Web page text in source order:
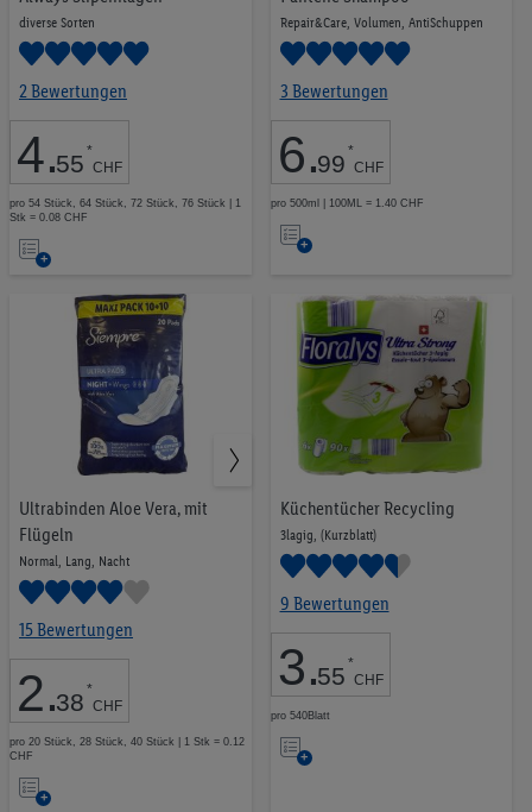
diverse Sorten
2 Bewertungen
4.55 *
CHF
pro 54 Stück, 64 Stück, 72 Stück, 76 Stück | 1
Stk = 0.08 CHF
Auf
Merkliste
Repair&Care, Volumen, AntiSchuppen
3 Bewertungen
6.99 *
CHF
pro 500ml | 100ML = 1.40 CHF
Auf
Merkliste
Ultrabinden Aloe Vera, mit
Flügeln
Normal, Lang, Nacht
15 Bewertungen
2.38 *
CHF
pro 20 Stück, 28 Stück, 40 Stück | 1 Stk = 0.12
CHF
Auf
Küchentücher Recycling
3lagig, (Kurzblatt)
9 Bewertungen
3.55 *
CHF
pro 540Blatt
Auf
Cien
60
Lupilu
Nevadent
10
Cien Men
Floralys
Cien Nature
7
Siempre
7
6
3
Mehr zeigen